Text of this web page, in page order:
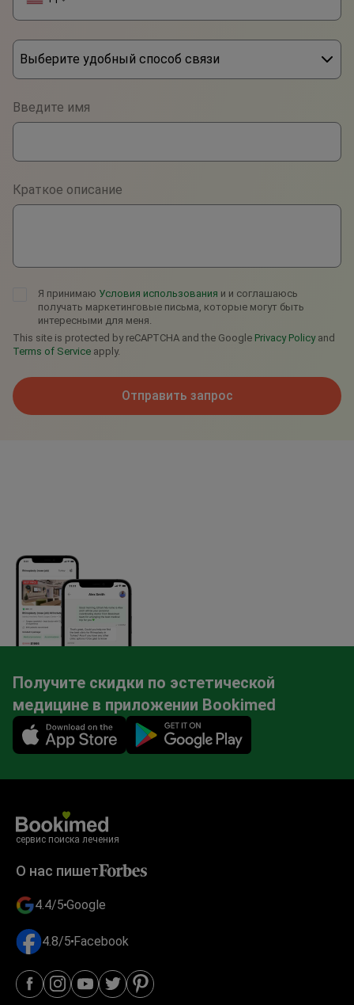
Выберите удобный способ связи
WhatsApp
Viber
Telegram
Введите имя
Краткое описание
Я принимаю Условия использования и и соглашаюсь
получать маркетинговые письма, которые могут быть
интересными для меня.
This site is protected by reCAPTCHA and the Google Privacy Policyand
Terms of Service apply.
Отправить запрос
Получите скидки по эстетической
медицине в приложении Bookimed
Mobile app illustration
сервис поиска лечения
О нас пишет
4.4/5 Google
4.8/5 Facebook